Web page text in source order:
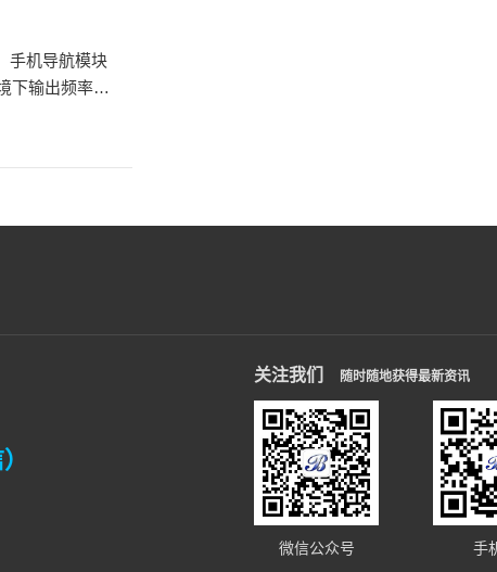
手机导航模块
下输出频率的
关注我们 随时随地获得最新资讯
微信公众号 手